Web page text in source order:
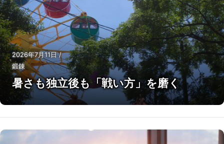
2026年7月11日/
鍛錬
暑さも独立後も「戦い方」を磨く